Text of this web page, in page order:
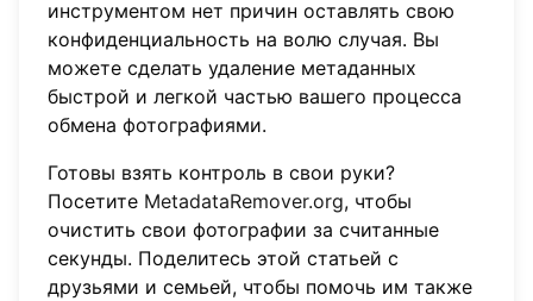
инструментом нет причин оставлять свою
конфиденциальность на волю случая. Вы
можете сделать удаление метаданных
быстрой и легкой частью вашего процесса
обмена фотографиями.
Готовы взять контроль в свои руки?
Посетите MetadataRemover.org, чтобы
очистить свои фотографии за считанные
секунды. Поделитесь этой статьей с
друзьями и семьей, чтобы помочь им также